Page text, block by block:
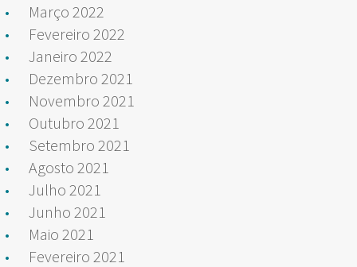
Março 2022
Fevereiro 2022
Janeiro 2022
Dezembro 2021
Novembro 2021
Outubro 2021
Setembro 2021
Agosto 2021
Julho 2021
Junho 2021
Maio 2021
Fevereiro 2021